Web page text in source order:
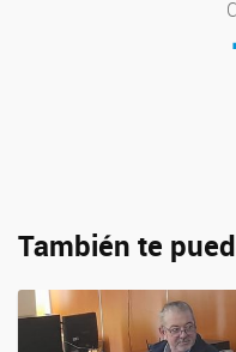
También te